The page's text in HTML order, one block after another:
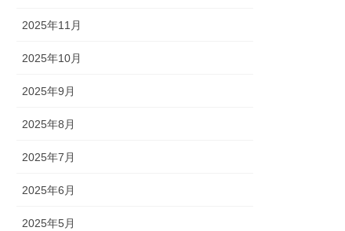
2025年11月
2025年10月
2025年9月
2025年8月
2025年7月
2025年6月
2025年5月